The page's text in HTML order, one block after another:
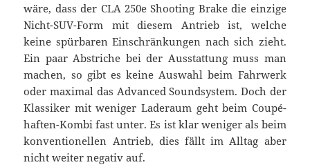
wäre, dass der CLA 250e Shooting Brake die einzige
Nicht-SUV-Form mit diesem Antrieb ist, welche
keine spürbaren Einschränkungen nach sich zieht.
Ein paar Abstriche bei der Ausstattung muss man
machen, so gibt es keine Auswahl beim Fahrwerk
oder maximal das Advanced Soundsystem. Doch der
Klassiker mit weniger Laderaum geht beim Coupé-
haften-Kombi fast unter. Es ist klar weniger als beim
konventionellen Antrieb, dies fällt im Alltag aber
nicht weiter negativ auf.